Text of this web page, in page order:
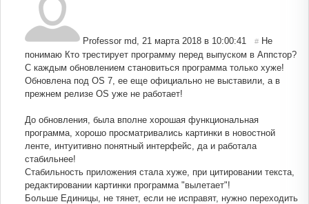
Professor md 21 марта 2018 в 10:00:41 # Не
понимаю Кто трестирует программу перед выпуском в Аппстор?
С каждым обновлением становиться программа только хуже!
Обновлена под OS 7, ее еще официально не выставили, а в
прежнем релизе OS уже не работает!
До обновления, была вполне хорошая функциональная
программа, хорошо просматривались картинки в новостной
ленте, интуитивно понятный интерфейс, да и работала
стабильнее!
Стабильность приложения стала хуже, при цитировании текста,
редактировании картинки программа "вылетает"!
Больше Единицы, не тянет, если не исправят, нужно переходить